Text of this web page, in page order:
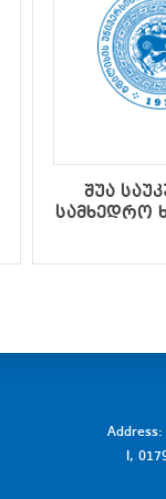
შუა
სამხედრო
Address:
I,